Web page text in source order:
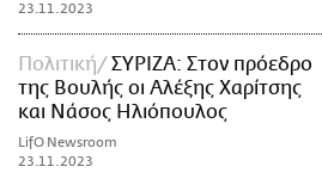
23.11.2023
Πολιτική
ΣΥΡΙΖΑ: Στον πρόεδρο
της Βουλής οι Αλέξης Χαρίτσης
και Νάσος Ηλιόπουλος
LifO Newsroom
23.11.2023